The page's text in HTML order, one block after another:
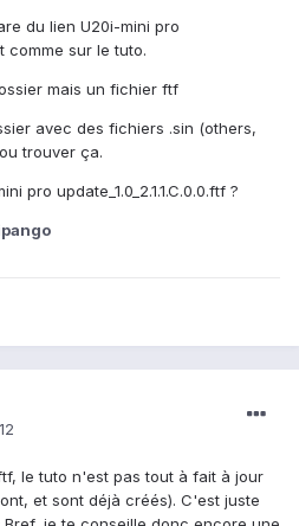
du lien U20i-mini pro
comme sur le tuto.
mais un fichier ftf
avec des fichiers .sin (others,
trouver ça.
pro update_1.0_2.1.1.C.0.0.ftf ?
le tuto n'est pas tout à fait à jour
et sont déjà créés). C'est juste